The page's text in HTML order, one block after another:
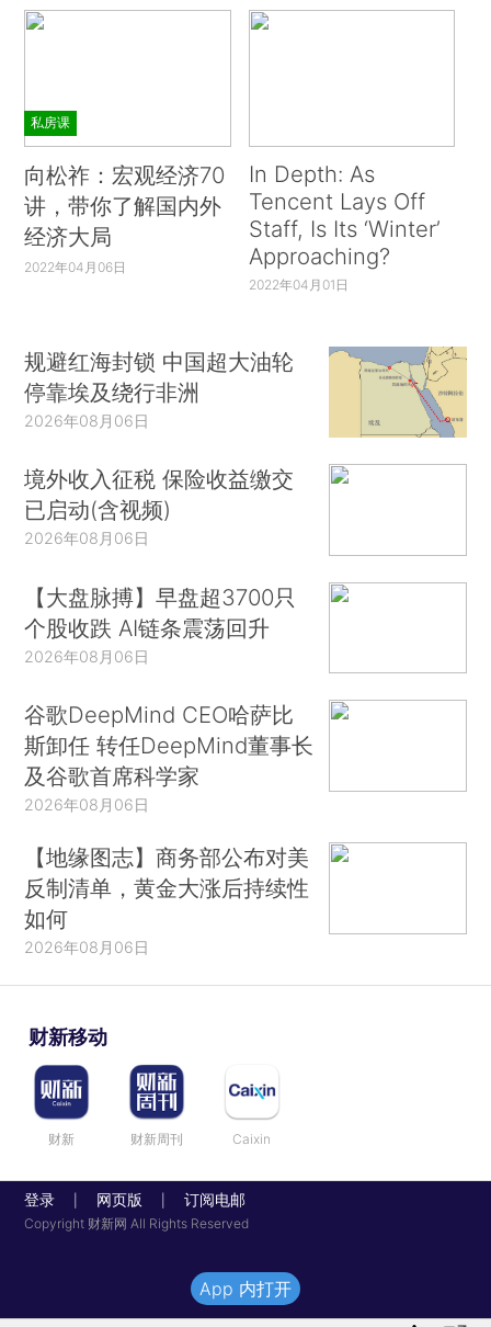
私房课
向松祚：宏观经济70
讲，带你了解国内外
经济大局
2022年04月06日
In Depth: As
Tencent Lays Off
Staff, Is Its ‘Winter’
Approaching?
2022年04月01日
规避红海封锁 中国超大油轮
停靠埃及绕行非洲
2026年08月06日
境外收入征税 保险收益缴交
已启动(含视频)
2026年08月06日
【大盘脉搏】早盘超3700只
个股收跌 AI链条震荡回升
2026年08月06日
谷歌DeepMind CEO哈萨比
斯卸任 转任DeepMind董事长
及谷歌首席科学家
2026年08月06日
【地缘图志】商务部公布对美
反制清单，黄金大涨后持续性
如何
2026年08月06日
财新移动
财新 财新周刊 Caixin
登录 网页版 订阅电邮
Copyright 财新网 All Rights Reserved
App 内打开